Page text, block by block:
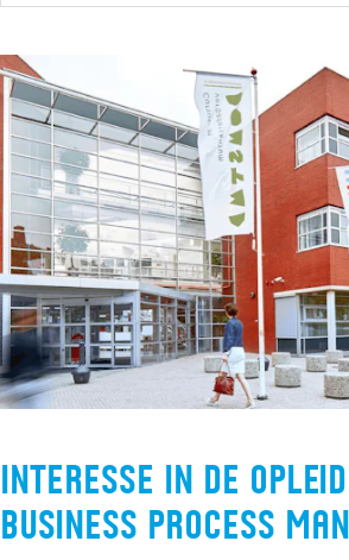
Interesse in de
Business Process